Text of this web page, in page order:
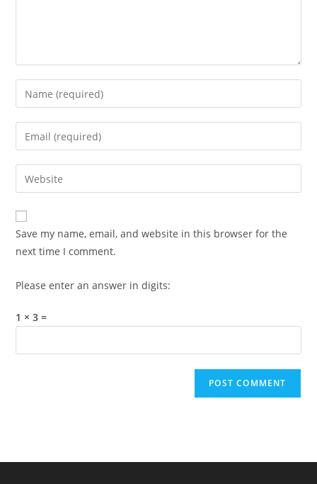
Enter
your
name
comment
Enter
your
email
address
comment
Enter
your
website
URL
(optional)
Save my name, email, and website in this browser for the
next time I comment.
Please enter an answer in digits:
1 × 3 =